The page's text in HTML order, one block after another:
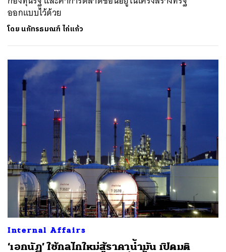
ออกแบบไว้ด้วย
โดย นภัทรธมณฑ์ ไก่แก้ว
Internal Affairs
‘เอกนัฏ’ ใช้กลไกใหม่สู้ราคาน้ำมัน เปิดมติ